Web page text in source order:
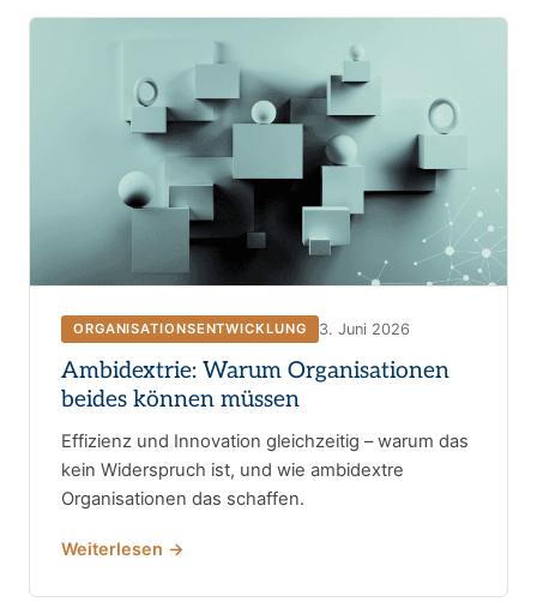
ORGANISATIONSENTWICKLUNG 3. Juni 2026
Ambidextrie: Warum Organisationen
beides können müssen
Effizienz und Innovation gleichzeitig – warum das
kein Widerspruch ist, und wie ambidextre
Organisationen das schaffen.
Weiterlesen →